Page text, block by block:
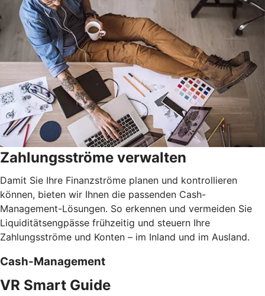
Zahlungsströme verwalten
Damit Sie Ihre Finanzströme planen und kontrollieren
können, bieten wir Ihnen die passenden Cash-
Management-Lösungen. So erkennen und vermeiden Sie
Liquiditätsengpässe frühzeitig und steuern Ihre
Zahlungsströme und Konten – im Inland und im Ausland.
Cash-Management
VR Smart Guide